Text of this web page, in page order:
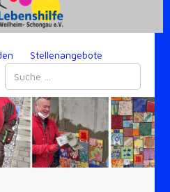
Stellenangebote